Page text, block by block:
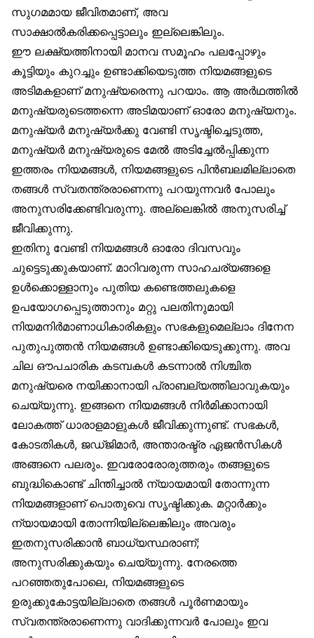
സുഗമമായ ജീവിതമാണ്, അവ
സാക്ഷാൽകരിക്കപ്പെട്ടാലും ഇല്ലെങ്കിലും.
ഈ ലക്ഷ്യത്തിനായി മാനവ സമൂഹം പലപ്പോഴും
കൂട്ടിയും കുറച്ചും ഉണ്ടാക്കിയെടുത്ത നിയമങ്ങളുടെ
അടിമകളാണ് മനുഷ്യരെന്നു പറയാം. ആ അർഥത്തിൽ
മനുഷ്യരുടെത്തന്നെ അടിമയാണ് ഓരോ മനുഷ്യനും.
മനുഷ്യർ മനുഷ്യർക്കു വേണ്ടി സൃഷ്ടിച്ചെടുത്ത,
മനുഷ്യർ മനുഷ്യരുടെ മേൽ അടിച്ചേൽപ്പിക്കുന്ന
ഇത്തരം നിയമങ്ങൾ, നിയമങ്ങളുടെ പിൻബലമില്ലാതെ
തങ്ങൾ സ്വതന്ത്രരാണെന്നു പറയുന്നവർ പോലും
അനുസരിക്കേണ്ടിവരുന്നു. അല്ലെങ്കിൽ അനുസരിച്ച്
ജീവിക്കുന്നു.
ഇതിനു വേണ്ടി നിയമങ്ങൾ ഓരോ ദിവസവും
ചുട്ടെടുക്കുകയാണ്. മാറിവരുന്ന സാഹചര്യങ്ങളെ
ഉൾക്കൊള്ളാനും പുതിയ കണ്ടെത്തലുകളെ
ഉപയോഗപ്പെടുത്താനും മറ്റു പലതിനുമായി
നിയമനിർമാണാധികാരികളും സഭകളുമെല്ലാം ദിനേന
പുതുപുത്തൻ നിയമങ്ങൾ ഉണ്ടാക്കിയെടുക്കുന്നു. അവ
ചില ഔപചാരിക കടമ്പകൾ കടന്നാൽ നിശ്ചിത
മനുഷ്യരെ നയിക്കാനായി പ്രാബല്യത്തിലാവുകയും
ചെയ്യുന്നു. ഇങ്ങനെ നിയമങ്ങൾ നിർമിക്കാനായി
ലോകത്ത് ധാരാളമാളുകൾ ജീവിക്കുന്നുണ്ട്. സഭകൾ,
കോടതികൾ, ജഡ്ജിമാർ, അന്താരഷ്ട്ര ഏജൻസികൾ
അങ്ങനെ പലരും. ഇവരോരോരുത്തരും തങ്ങളുടെ
ബുദ്ധികൊണ്ട് ചിന്തിച്ചാൽ ന്യായമായി തോന്നുന്ന
നിയമങ്ങളാണ് പൊതുവെ സൃഷ്ടിക്കുക. മറ്റാർക്കും
ന്യായമായി തോന്നിയില്ലെങ്കിലും അവരും
ഇതനുസരിക്കാൻ ബാധ്യസ്ഥരാണ്;
അനുസരിക്കുകയും ചെയ്യുന്നു. നേരത്തെ
പറഞ്ഞതുപോലെ, നിയമങ്ങളുടെ
ഉരുക്കുകോട്ടയില്ലാതെ തങ്ങൾ പൂർണമായും
സ്വതന്ത്രരാണെന്നു വാദിക്കുന്നവർ പോലും ഇവ